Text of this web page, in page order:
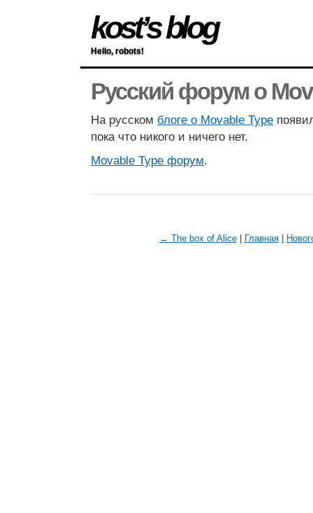
kost’s blog
Hello, robots!
Русский форум о
На русском блоге о Movable Type
пока что никого и ничего нет.
Movable Type форум.
← The box of Alice| Главная|